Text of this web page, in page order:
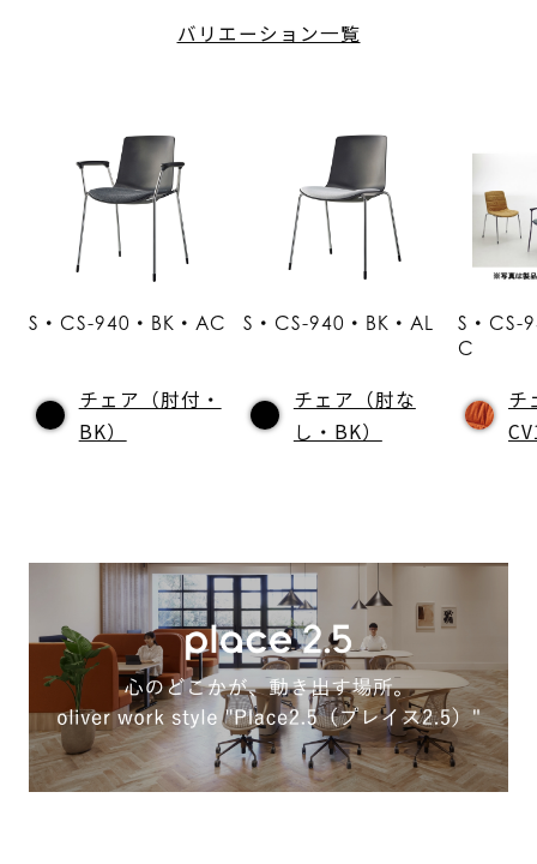
バリエーション一覧
S・CS-940・BK・AC
チェア（肘付・
BK）
S・CS-940・BK・AL
チェア（肘な
し・BK）
S・CS-
C
チ